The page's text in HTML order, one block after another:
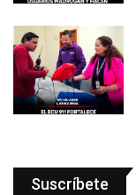
Suscríbete